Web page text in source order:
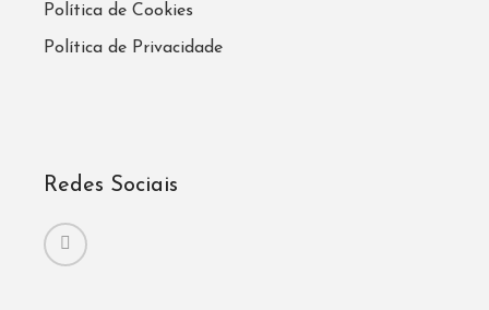
Política de Cookies
Política de Privacidade
Redes Sociais